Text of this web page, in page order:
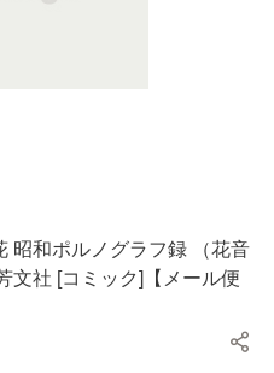
昭和ポルノグラフ録 （花音
文社 [コミック]【メール便